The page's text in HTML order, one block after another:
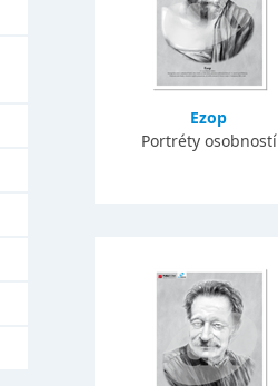
Ezop
Portréty osobností